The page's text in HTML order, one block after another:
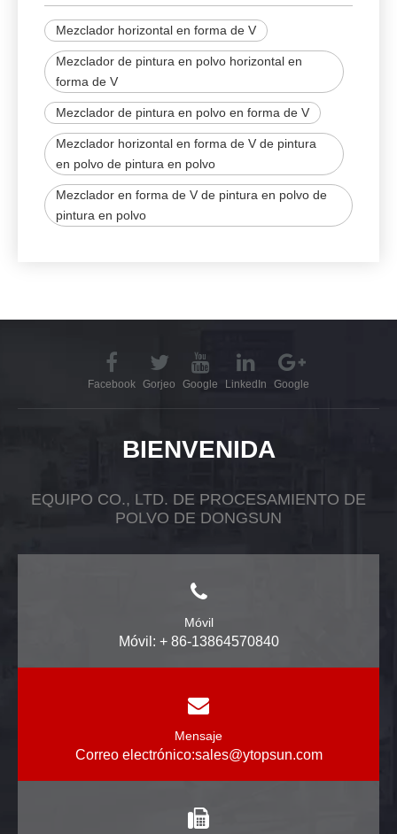
Mezclador horizontal en forma de V
Mezclador de pintura en polvo horizontal en
forma de V
Mezclador de pintura en polvo en forma de V
Mezclador horizontal en forma de V de pintura
en polvo de pintura en polvo
Mezclador en forma de V de pintura en polvo de
pintura en polvo
Facebook Gorjeo Google LinkedIn Google
BIENVENIDA
EQUIPO CO., LTD. DE PROCESAMIENTO DE
POLVO DE DONGSUN
Móvil
Móvil: + 86-13864570840
Mensaje
Correo electrónico:sales@ytopsun.com